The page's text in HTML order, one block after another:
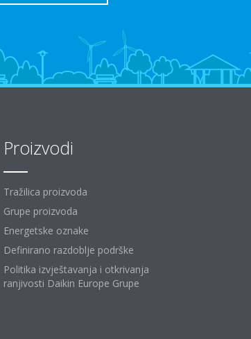
Proizvodi
Tražilica proizvoda
Grupe proizvoda
Energetske oznake
Definirano razdoblje podrške
Politika izvještavanja i otkrivanja
ranjivosti Daikin Europe Grupe